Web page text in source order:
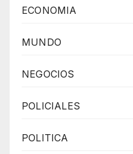
ECONOMIA
MUNDO
NEGOCIOS
POLICIALES
POLITICA